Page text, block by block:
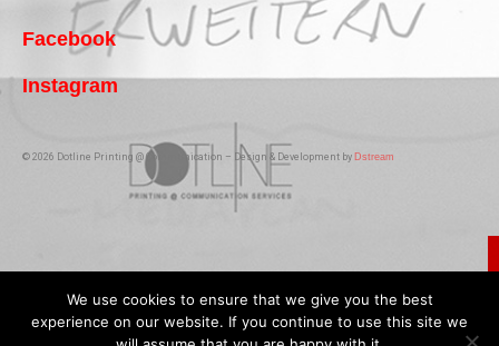
Facebook
Instagram
© 2026 Dotline Printing @ Communication – Design & Development by Dstream
We use cookies to ensure that we give you the best
experience on our website. If you continue to use this site we